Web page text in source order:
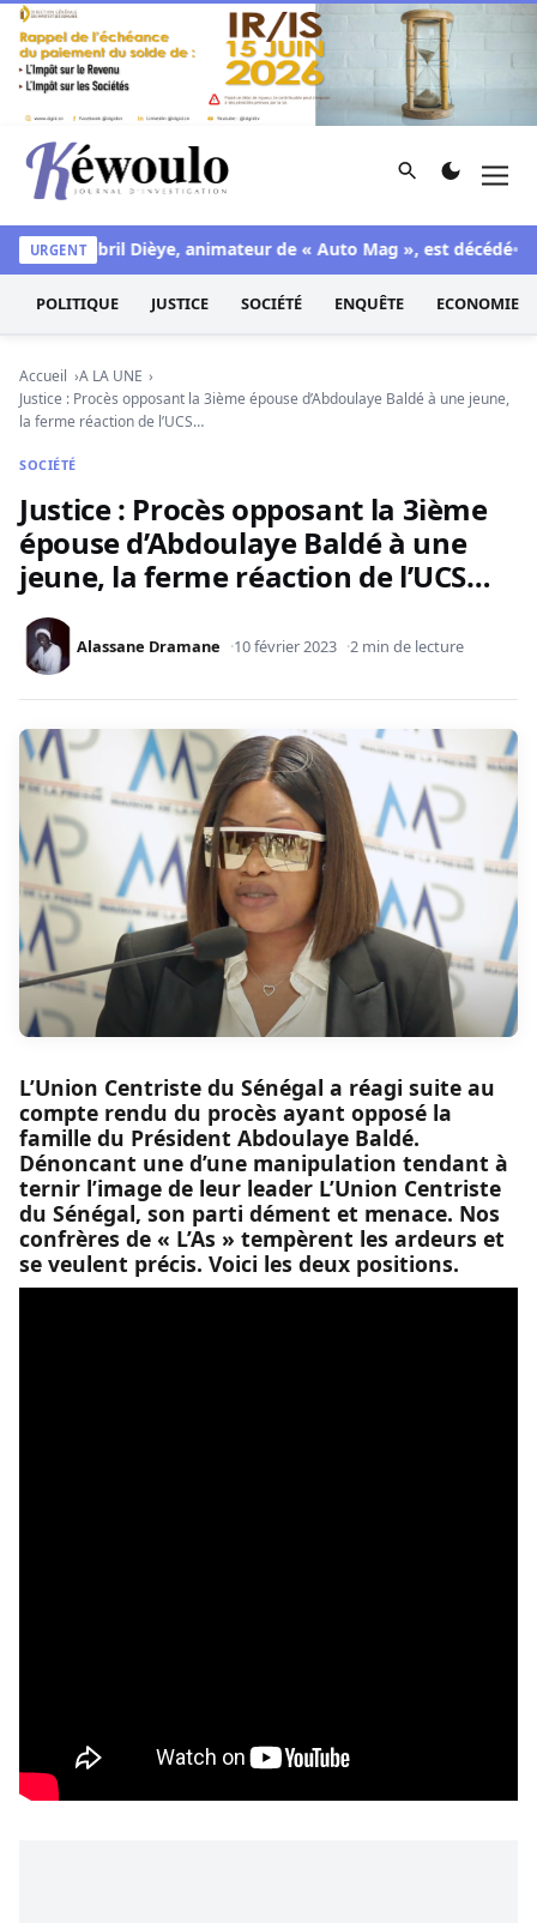
Aller au contenu
Kéwoulo, le premier site d'information et d'investigation
Rechercher
URGENT
: Djibril Dièye, animateur de « Auto Mag », est décédé
POLITIQUE JUSTICE SOCIÉTÉ ENQUÊTE ECONOMIE
Accueil
A LA UNE
Justice : Procès opposant la 3ième épouse d’Abdoulaye Baldé à une jeune,
la ferme réaction de l’UCS…
SOCIÉTÉ
Justice : Procès opposant la 3ième
épouse d’Abdoulaye Baldé à une
jeune, la ferme réaction de l’UCS…
Alassane Dramane 10 février 2023 2 min de lecture
L’Union Centriste du Sénégal a réagi suite au
compte rendu du procès ayant opposé la
famille du Président Abdoulaye Baldé.
Dénoncant une d’une manipulation tendant à
ternir l’image de leur leader L’Union Centriste
du Sénégal, son parti dément et menace. Nos
confrères de « L’As » tempèrent les ardeurs et
se veulent précis. Voici les deux positions.